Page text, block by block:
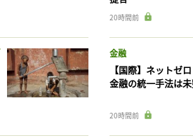
20時間前
金融
【国際】ネットゼ
金融の統一手法は
20時間前